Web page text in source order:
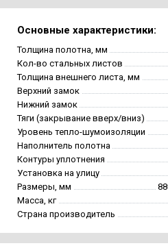
Основные характеристики:
Толщина полотна, мм
Кол-во стальных листов
Толщина внешнего листа, мм
Верхний замок
Нижний замок
Тяги (закрывание вверх/вниз)
Уровень тепло-шумоизоляции
Наполнитель полотна
Контуры уплотнения
Установка на улицу
Размеры, мм
Масса, кг
Страна производитель